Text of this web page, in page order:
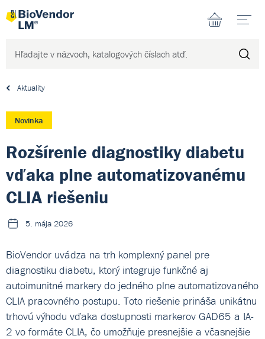
Aktuality
Novinka
Rozšírenie diagnostiky diabetu
vďaka plne automatizovanému
CLIA riešeniu
5. mája 2026
BioVendor uvádza na trh komplexný panel pre
diagnostiku diabetu, ktorý integruje funkčné aj
autoimunitné markery do jedného plne automatizovaného
CLIA pracovného postupu. Toto riešenie prináša unikátnu
trhovú výhodu vďaka dostupnosti markerov GAD65 a IA-
2 vo formáte CLIA, čo umožňuje presnejšie a včasnejšie